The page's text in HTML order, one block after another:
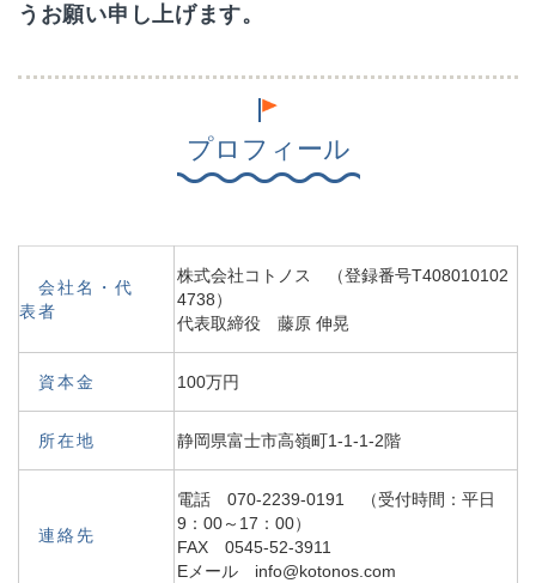
うお願い申し上げます。
プロフィール
会社名・代
表者
株式会社コトノス （登録番号T408010102
4738）
代表取締役 藤原 伸晃
資本金 100万円
所在地 静岡県富士市高嶺町1-1-1-2階
連絡先
電話 070-2239-0191 （受付時間：平日
9：00～17：00）
FAX 0545-52-3911
Eメール info@kotonos.com